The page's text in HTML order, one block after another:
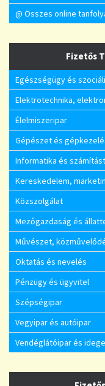
@ Összes online
Fizetős
Egészségügy és
Elektrotechnika,
Élelmiszeripar
Gépészet és
Informatika és
Kereskedelem,
Közszolgálat
Mezőgazdaság és
Művészet,
Oktatás és nevelés
Pénzügy és ügyvitel
Szépségipar
Vegyipar és autóipar
Vendéglátóipar és